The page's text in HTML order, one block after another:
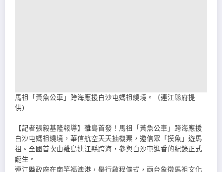
馬祖「黃魚公車」跨海應援白沙屯媽祖繞境。（連江縣府提
供）
【記者張毅基隆報導】離島首發！馬祖「黃魚公車」跨海應援
白沙屯媽祖繞境，華信航空天天抽機票，邀信眾「摸魚」遊馬
祖。全國首次由離島連江縣跨海，參與白沙屯進香的紀錄正式
誕生。
連江縣政府在南竿福澳港，舉行啟程儀式，兩台象徵馬祖文化